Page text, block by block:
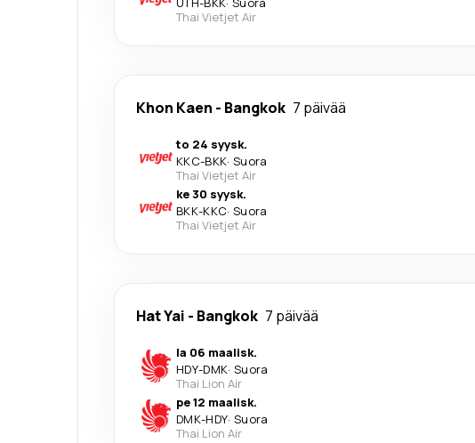
Thai Vietjet Air
Khon Kaen - Bangkok 7 päivää
to 24 syysk.
KKC-BKK· Suora
Thai Vietjet Air
ke 30 syysk.
BKK-KKC· Suora
Thai Vietjet Air
Hat Yai - Bangkok 7 päivää
la 06 maalisk.
HDY-DMK· Suora
Thai Lion Air
pe 12 maalisk.
DMK-HDY· Suora
Thai Lion Air